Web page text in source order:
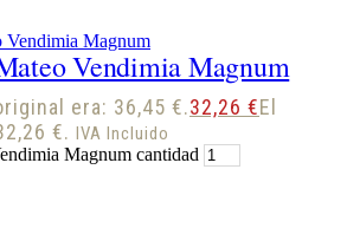
Vendimia Magnum
era: 36,45 €.32,26 €El
€. IVA Incluido
Magnum cantidad